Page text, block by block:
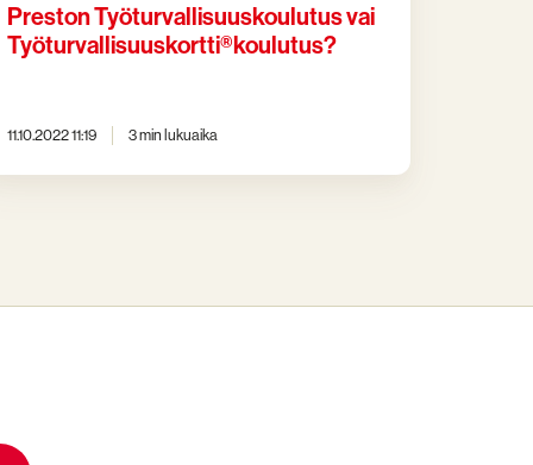
Preston Työturvallisuuskoulutus vai
Työturvallisuuskortti®­koulutus?
11.10.2022 11:19 3 min lukuaika